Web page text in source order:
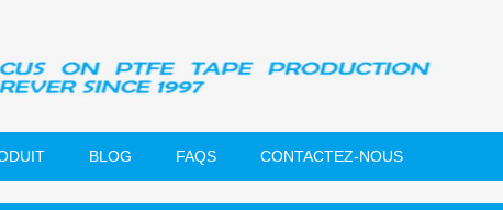
BLOG FAQS CONTACTEZ-NOUS